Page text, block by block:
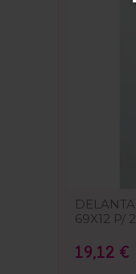
69X12 P/
19,12 €